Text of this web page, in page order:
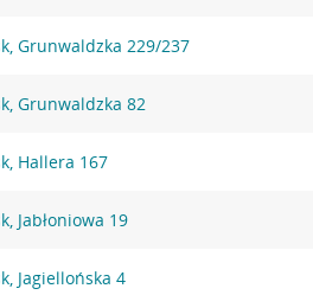
Grunwaldzka 229/237
Grunwaldzka 82
Hallera 167
Jabłoniowa 19
Jagiellońska 4